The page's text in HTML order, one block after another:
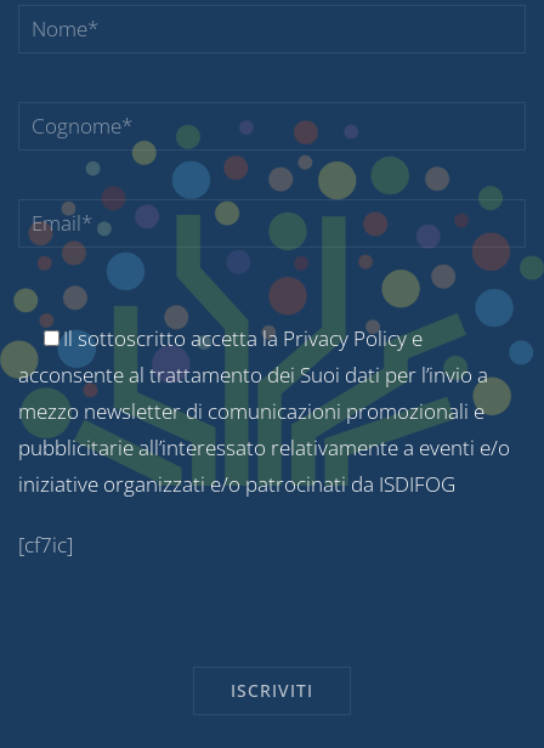
Il sottoscritto accetta la Privacy Policye
acconsente al trattamento dei Suoi dati per l’invio a
mezzo newsletter di comunicazioni promozionali e
pubblicitarie all’interessato relativamente a eventi e/o
iniziative organizzati e/o patrocinati da ISDIFOG
[cf7ic]